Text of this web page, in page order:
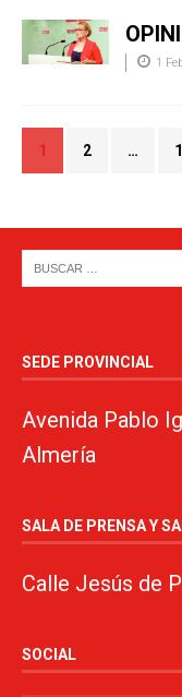
1
1 2 …
SEDE PROVINCIAL
Avenida Pablo
Almería
SALA DE PRENSA Y
Calle Jesús de
SOCIAL